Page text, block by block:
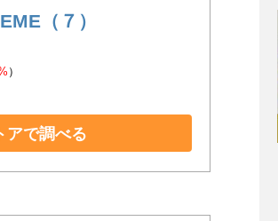
（７）
）
アで調べる